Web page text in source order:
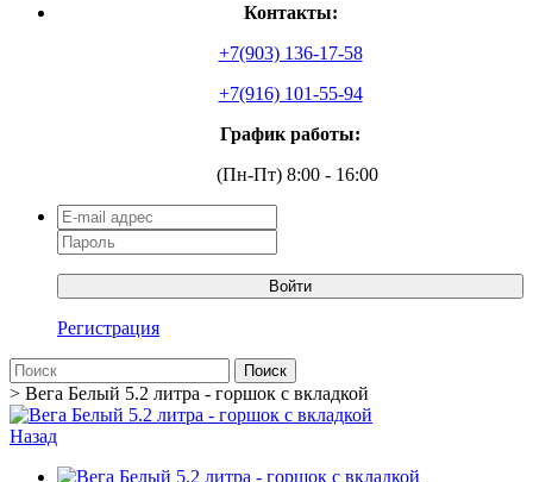
Контакты:
+7(903) 136-17-58
+7(916) 101-55-94
График работы:
(Пн-Пт) 8:00 - 16:00
Войти
Регистрация
Поиск
> Вега Белый 5.2 литра - горшок с вкладкой
Назад